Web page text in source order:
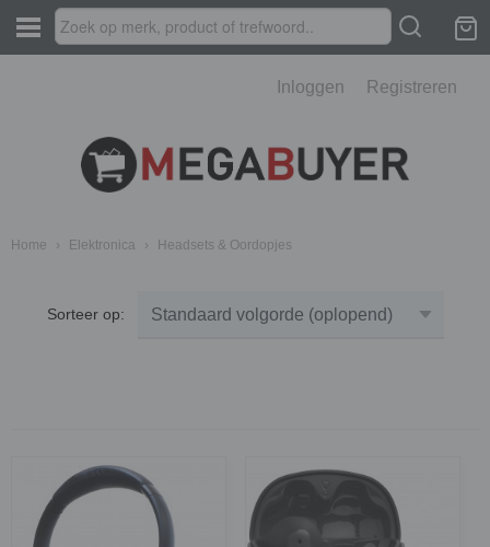
Inloggen Registreren
Home › Elektronica › Headsets & Oordopjes
Sorteer op: